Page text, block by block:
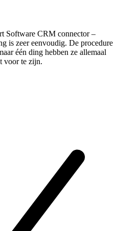
Software CRM connector –
is zeer eenvoudig. De procedure
één ding hebben ze allemaal
voor te zijn.